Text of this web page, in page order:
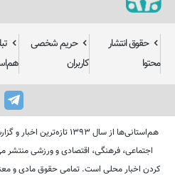
حقوق انتشار
محتوا
حریم شخصی
کاربران
هم‌استانی‌ها از سال ۱۳۹۳
اجتماعی، فرهنگی، اقتصادی و ورزشی منتشر
کردن اخبار محلی است. تمامی حقوق مادی و